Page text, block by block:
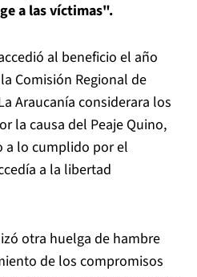
a las víctimas".
al beneficio el año
Comisión Regional de
Araucanía considerara los
la causa del Peaje Quino,
a lo cumplido por el
a la libertad
otra huelga de hambre
de los compromisos